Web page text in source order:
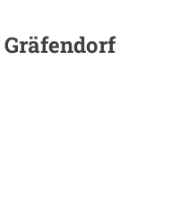
Gräfendorf